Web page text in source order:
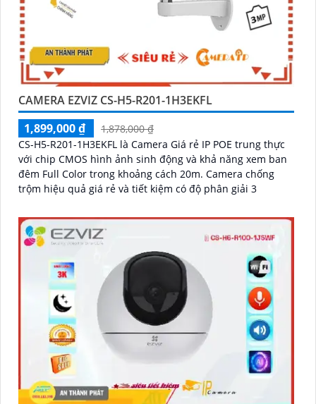
CAMERA EZVIZ CS-H5-R201-1H3EKFL
1,899,000 ₫
1,878,000 ₫
CS-H5-R201-1H3EKFL là Camera Giá rẻ IP POE trung thực
với chip CMOS hình ảnh sinh động và khả năng xem ban
đêm Full Color trong khoảng cách 20m. Camera chống
trộm hiệu quả giá rẻ và tiết kiệm có độ phân giải 3